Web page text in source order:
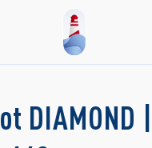
DIAMOND